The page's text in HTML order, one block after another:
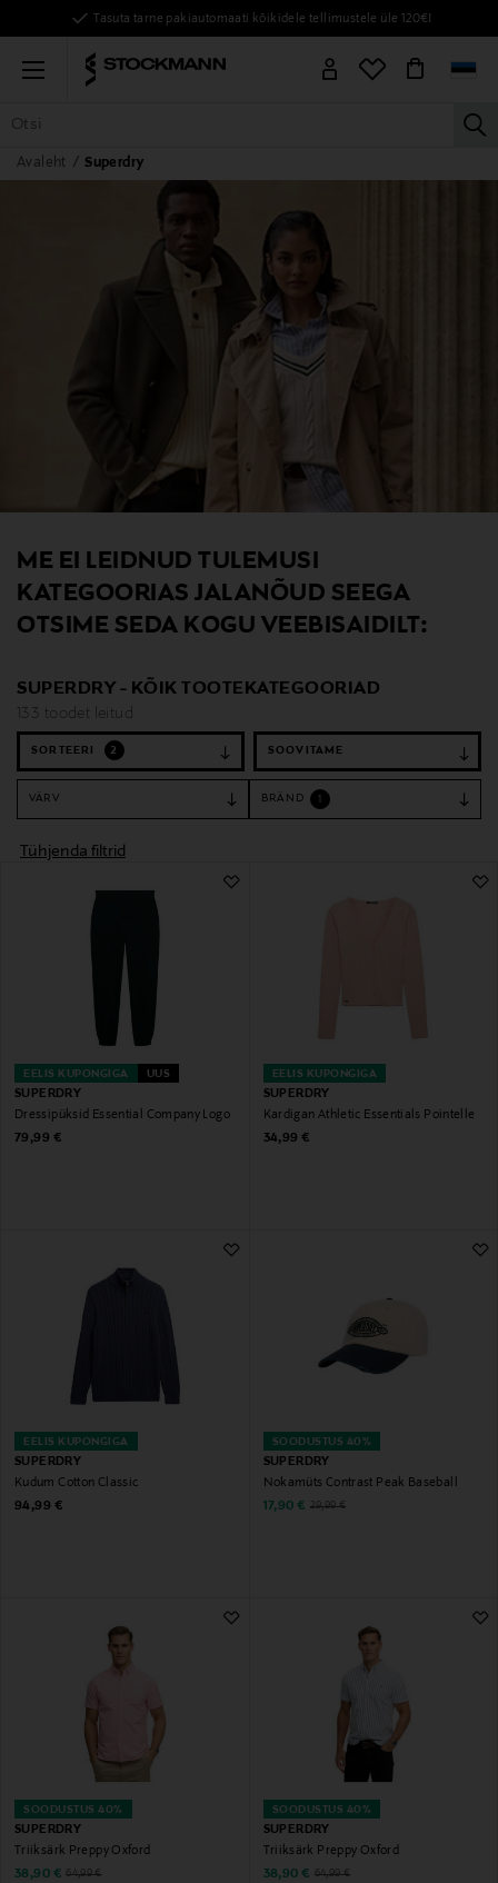
Tasuta tarne pakiautomaati kõikidele tellimustele üle 120€!
Menu
KÕIK TOOTED NAISED
Avaleht Superdry
ME EI LEIDNUD TULEMUSI
KATEGOORIAS JALANÕUD SEEGA
OTSIME SEDA KOGU VEEBISAIDILT:
SUPERDRY - KÕIK TOOTEKATEGOORIAD
133 toodet leitud
SORTEERI 2
VÄRV BRÄND
Tühjenda filtrid
EELIS KUPONGIGA UUS
SUPERDRY
Dressipüksid Essential Company Logo
Original Price
79,99 €
EELIS KUPONGIGA
SUPERDRY
Kardigan Athletic Essentials Pointelle
Original Price
34,99 €
EELIS KUPONGIGA
SUPERDRY
Kudum Cotton Classic
Original Price
94,99 €
SOODUSTUS 40%
SUPERDRY
Nokamüts Contrast Peak Baseball
Discounted Price
17,90 € Original Price
29,99 €
SOODUSTUS 40%
SUPERDRY
Triiksärk Preppy Oxford
Discounted Price
38,90 € Original Price
64,99 €
SOODUSTUS 40%
SUPERDRY
Triiksärk Preppy Oxford
Discounted Price
38,90 € Original Price
64,99 €